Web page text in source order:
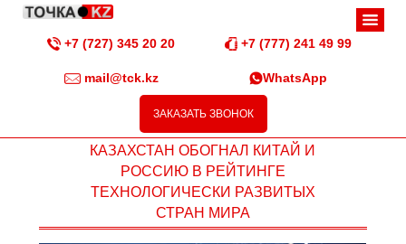
+7 (727) 345 20 20 +7 (777) 241 49 99
mail@tck.kz WhatsApp
ЗАКАЗАТЬ ЗВОНОК
КАЗАХСТАН ОБОГНАЛ КИТАЙ И
РОССИЮ В РЕЙТИНГЕ
ТЕХНОЛОГИЧЕСКИ РАЗВИТЫХ
СТРАН МИРА